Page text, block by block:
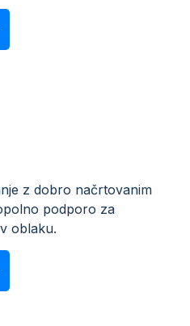
z dobro načrtovanim
podporo za
oblaku.